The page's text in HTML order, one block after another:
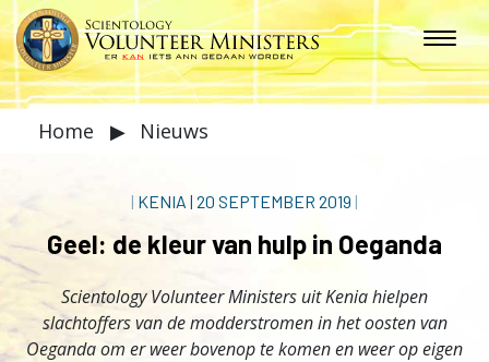
Home ▶ Nieuws
| KENIA | 20 SEPTEMBER 2019 |
Geel: de kleur van hulp in Oeganda
Scientology Volunteer Ministers uit Kenia hielpen
slachtoffers van de modderstromen in het oosten van
Oeganda om er weer bovenop te komen en weer op eigen